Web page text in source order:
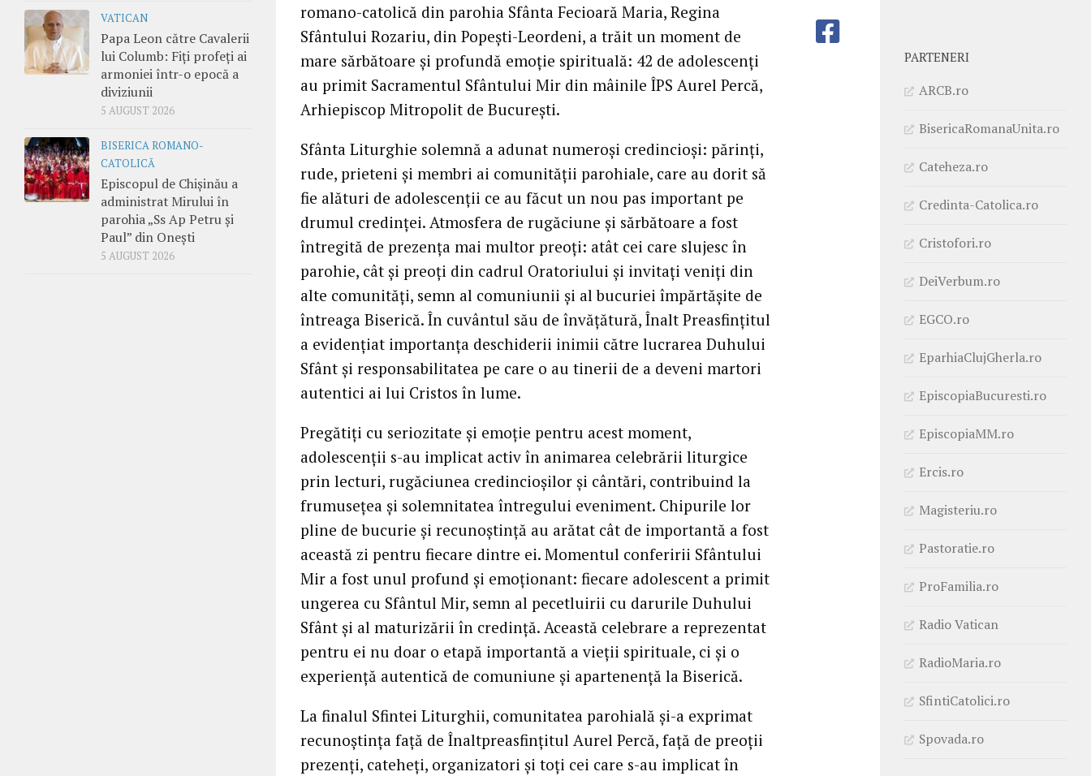
romano-catolică din parohia Sfânta Fecioară Maria, Regina
Sfântului Rozariu, din Popești-Leordeni, a trăit un moment de
mare sărbătoare și profundă emoție spirituală: 42 de adolescenți
au primit Sacramentul Sfântului Mir din mâinile ÎPS Aurel Percă,
Arhiepiscop Mitropolit de București.
Sfânta Liturghie solemnă a adunat numeroși credincioși: părinți,
rude, prieteni și membri ai comunității parohiale, care au dorit să
fie alături de adolescenții ce au făcut un nou pas important pe
drumul credinței. Atmosfera de rugăciune și sărbătoare a fost
întregită de prezența mai multor preoți: atât cei care slujesc în
parohie, cât și preoți din cadrul Oratoriului și invitați veniți din
alte comunități, semn al comuniunii și al bucuriei împărtășite de
întreaga Biserică. În cuvântul său de învățătură, Înalt Preasfințitul
a evidențiat importanța deschiderii inimii către lucrarea Duhului
Sfânt și responsabilitatea pe care o au tinerii de a deveni martori
autentici ai lui Cristos în lume.
Pregătiți cu seriozitate și emoție pentru acest moment,
adolescenții s-au implicat activ în animarea celebrării liturgice
prin lecturi, rugăciunea credincioșilor și cântări, contribuind la
frumusețea și solemnitatea întregului eveniment. Chipurile lor
pline de bucurie și recunoștință au arătat cât de importantă a fost
această zi pentru fiecare dintre ei. Momentul conferirii Sfântului
Mir a fost unul profund și emoționant: fiecare adolescent a primit
ungerea cu Sfântul Mir, semn al pecetluirii cu darurile Duhului
Sfânt și al maturizării în credință. Această celebrare a reprezentat
pentru ei nu doar o etapă importantă a vieții spirituale, ci și o
experiență autentică de comuniune și apartenență la Biserică.
La finalul Sfintei Liturghii, comunitatea parohială și-a exprimat
recunoștința față de Înaltpreasfințitul Aurel Percă, față de preoții
prezenți, cateheți, organizatori și toți cei care s-au implicat în
VATICAN
Papa Leon către Cavalerii
lui Columb: Fiți profeți ai
armoniei într-o epocă a
diviziunii
5 AUGUST 2026
BISERICA ROMANO-
CATOLICĂ
Episcopul de Chișinău a
administrat Mirului în
parohia „Ss Ap Petru și
Paul” din Onești
5 AUGUST 2026
PARTENERI
ARCB.ro
BisericaRomanaUnita.ro
Cateheza.ro
Credinta-Catolica.ro
Cristofori.ro
DeiVerbum.ro
EGCO.ro
EparhiaClujGherla.ro
EpiscopiaBucuresti.ro
EpiscopiaMM.ro
Ercis.ro
Magisteriu.ro
Pastoratie.ro
ProFamilia.ro
Radio Vatican
RadioMaria.ro
SfintiCatolici.ro
Spovada.ro